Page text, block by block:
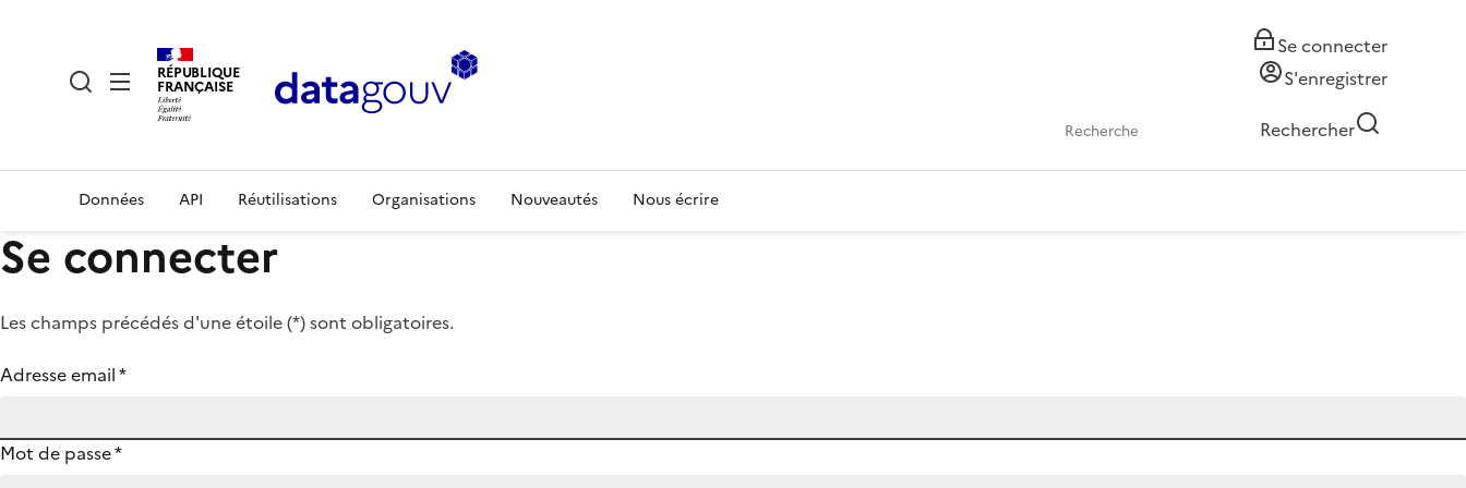
RÉPUBLIQUE
FRANÇAISE
Se connecter
S'enregistrer
Rechercher
Données API Réutilisations Organisations Nouveautés Nous écrire
Se connecter
Les champs précédés d'une étoile (*) sont obligatoires.
Adresse email*
Mot de passe*